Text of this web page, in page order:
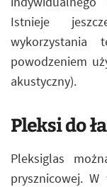
Istnieje
powodzeniem
akustyczny).
Pleksi do
Pleksiglas
prysznicowej.